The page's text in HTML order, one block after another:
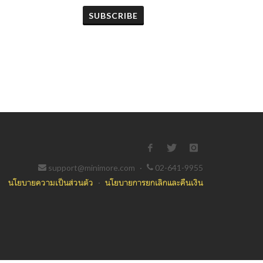
SUBSCRIBE
support@minimore.com ·
02-641-9955
นโยบายความเป็นส่วนตัว · นโยบายการยกเลิกและคืนเงิน